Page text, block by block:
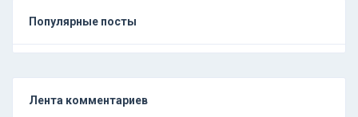
Популярные посты
Лента комментариев